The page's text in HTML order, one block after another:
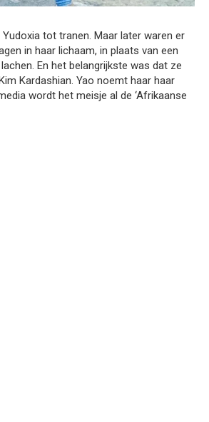
tot tranen. Maar later waren er
in haar lichaam, in plaats van een
En het belangrijkste was dat ze
Kardashian. Yao noemt haar haar
wordt het meisje al de ‘Afrikaanse